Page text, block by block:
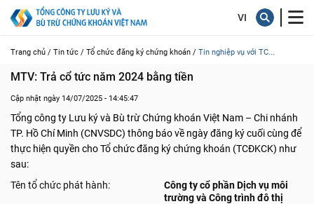
Trang chủ / Tin tức / Tổ chức đăng ký chứng khoán / Tin nghiệp vụ với TC...
MTV: Trả cổ tức năm 2024 bằng tiền
Cập nhật ngày 14/07/2025 - 14:45:47
Tổng công ty Lưu ký và Bù trừ Chứng khoán Việt Nam – Chi nhánh
TP. Hồ Chí Minh (CNVSDC) thông báo về ngày đăng ký cuối cùng để
thực hiện quyền cho Tổ chức đăng ký chứng khoán (TCĐKCK) như
sau:
Tên tổ chức phát hành:
Công ty cổ phần Dịch vụ môi
trường và Công trình đô thị